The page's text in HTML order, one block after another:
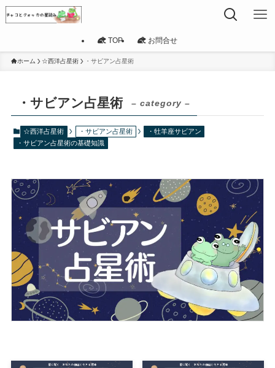
TOP お問合せ
ホーム ☆西洋占星術 ・サビアン占星術
・サビアン占星術 – category –
☆西洋占星術 ・サビアン占星術
・牡羊座サビアン
・サビアン占星術の基礎知識